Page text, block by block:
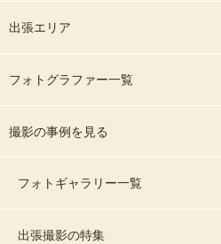
出張エリア
フォトグラファー一覧
撮影の事例を見る
フォトギャラリー一覧
出張撮影の特集